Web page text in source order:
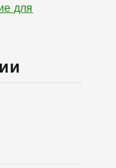
для